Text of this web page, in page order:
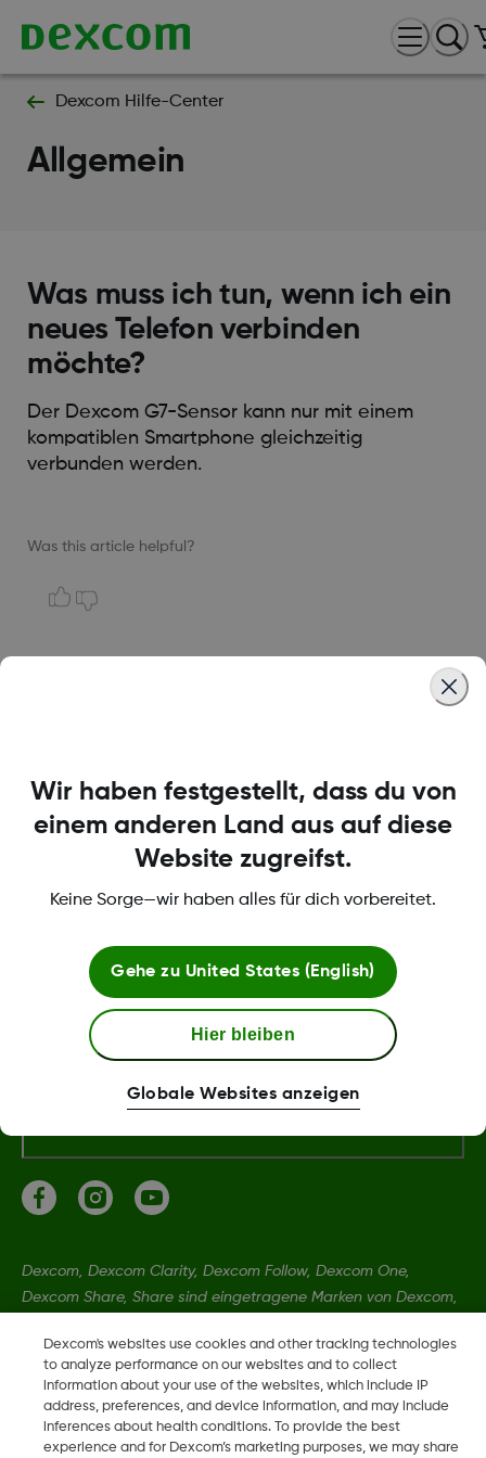
Dexcom Hilfe-Center
Allgemein
Was muss ich tun, wenn ich ein
neues Telefon verbinden
möchte?
Der Dexcom G7-Sensor kann nur mit einem
kompatiblen Smartphone gleichzeitig
verbunden werden.
Was this article helpful?
Über Dexcom
Bedingungen und Richtlinien
Dexcom Webshop Bedingungen
Erklärungen
Dexcom, Dexcom Clarity, Dexcom Follow, Dexcom One,
Dexcom Share, Share sind eingetragene Marken von Dexcom,
eingetragen.
LBL-1005096 REV001
Dexcom's websites use cookies and other tracking technologies
to analyze performance on our websites and to collect
information about your use of the websites, which include IP
address, preferences, and device information, and may include
inferences about health conditions. To provide the best
experience and for Dexcom’s marketing purposes, we may share
Wir haben festgestellt, dass du von
einem anderen Land aus auf diese
Website zugreifst.
Keine Sorge—wir haben alles für dich vorbereitet.
Gehe zu United States (English)
Hier bleiben
Globale Websites anzeigen